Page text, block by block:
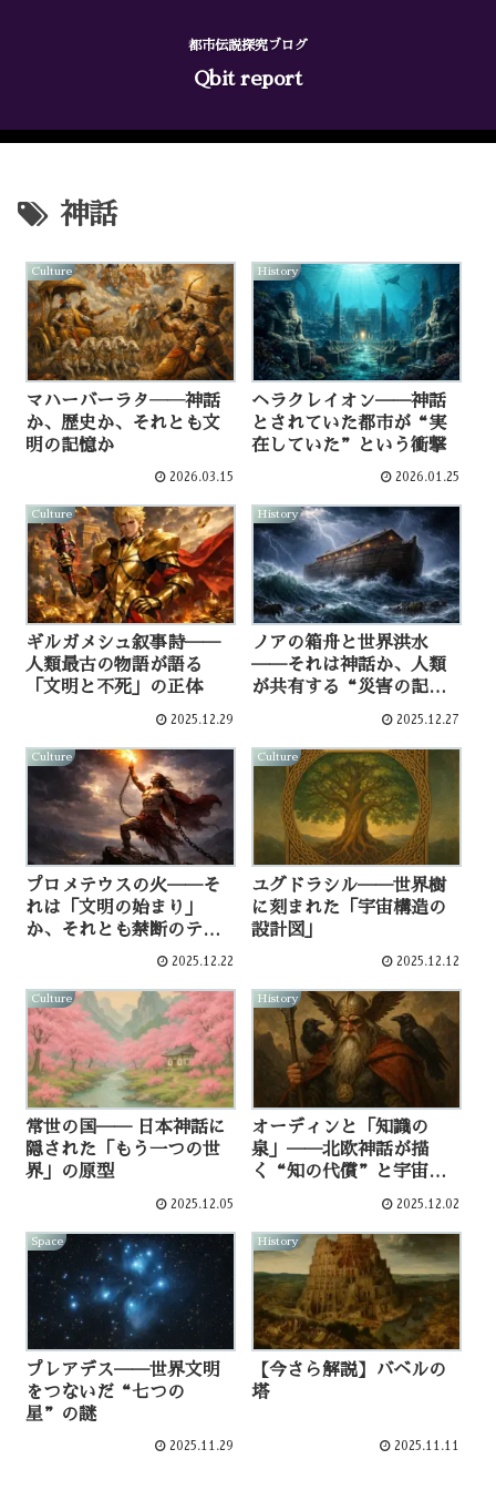
都市伝説探究ブログ
Qbit report
神話
Culture
マハーバーラタ――神話
か、歴史か、それとも文
明の記憶か
2026.03.15
History
ヘラクレイオン──神話
とされていた都市が“実
在していた”という衝撃
2026.01.25
Culture
ギルガメシュ叙事詩──
人類最古の物語が語る
「文明と不死」の正体
2025.12.29
History
ノアの箱舟と世界洪水
──それは神話か、人類
が共有する“災害の記
2025.12.27
Culture
プロメテウスの火──そ
れは「文明の始まり」
か、それとも禁断のテク
ノロジーだったのか
2025.12.22
Culture
ユグドラシル──世界樹
に刻まれた「宇宙構造の
設計図」
2025.12.12
Culture
常世の国── 日本神話に
隠された「もう一つの世
界」の原型
2025.12.05
History
オーディンと「知識の
泉」──北欧神話が描
く“知の代償”と宇宙観
2025.12.02
Space
プレアデス──世界文明
をつないだ“七つの
星”の謎
2025.11.29
History
【今さら解説】バベルの
塔
2025.11.11